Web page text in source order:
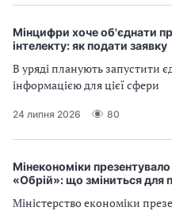
Мінцифри хоче об'єднати
інтелекту: як подати заявку
В уряді планують запустити
інформацією для цієї сфери
24 липня 2026 80
Мінекономіки
«Обрій»: що зміниться для
Міністерство економіки